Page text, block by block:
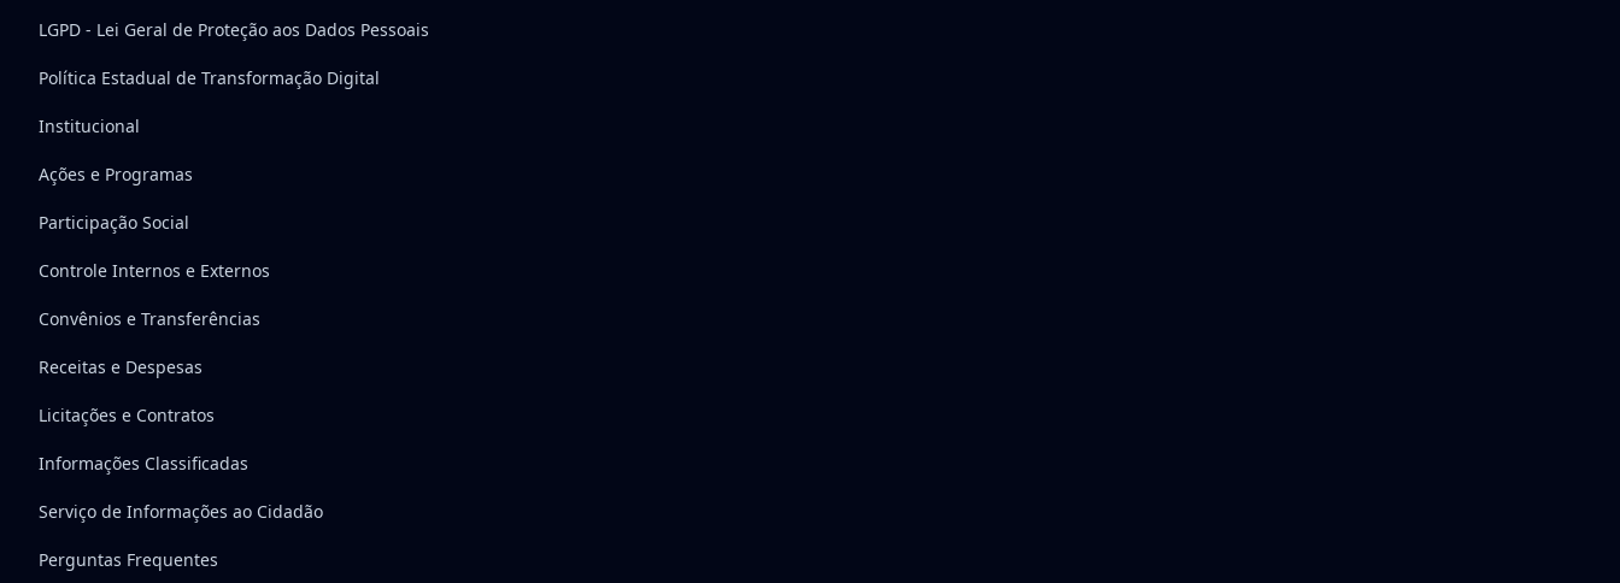
LGPD - Lei Geral de Proteção aos Dados Pessoais
Política Estadual de Transformação Digital
Institucional
Ações e Programas
Participação Social
Controle Internos e Externos
Convênios e Transferências
Receitas e Despesas
Licitações e Contratos
Informações Classificadas
Serviço de Informações ao Cidadão
Perguntas Frequentes